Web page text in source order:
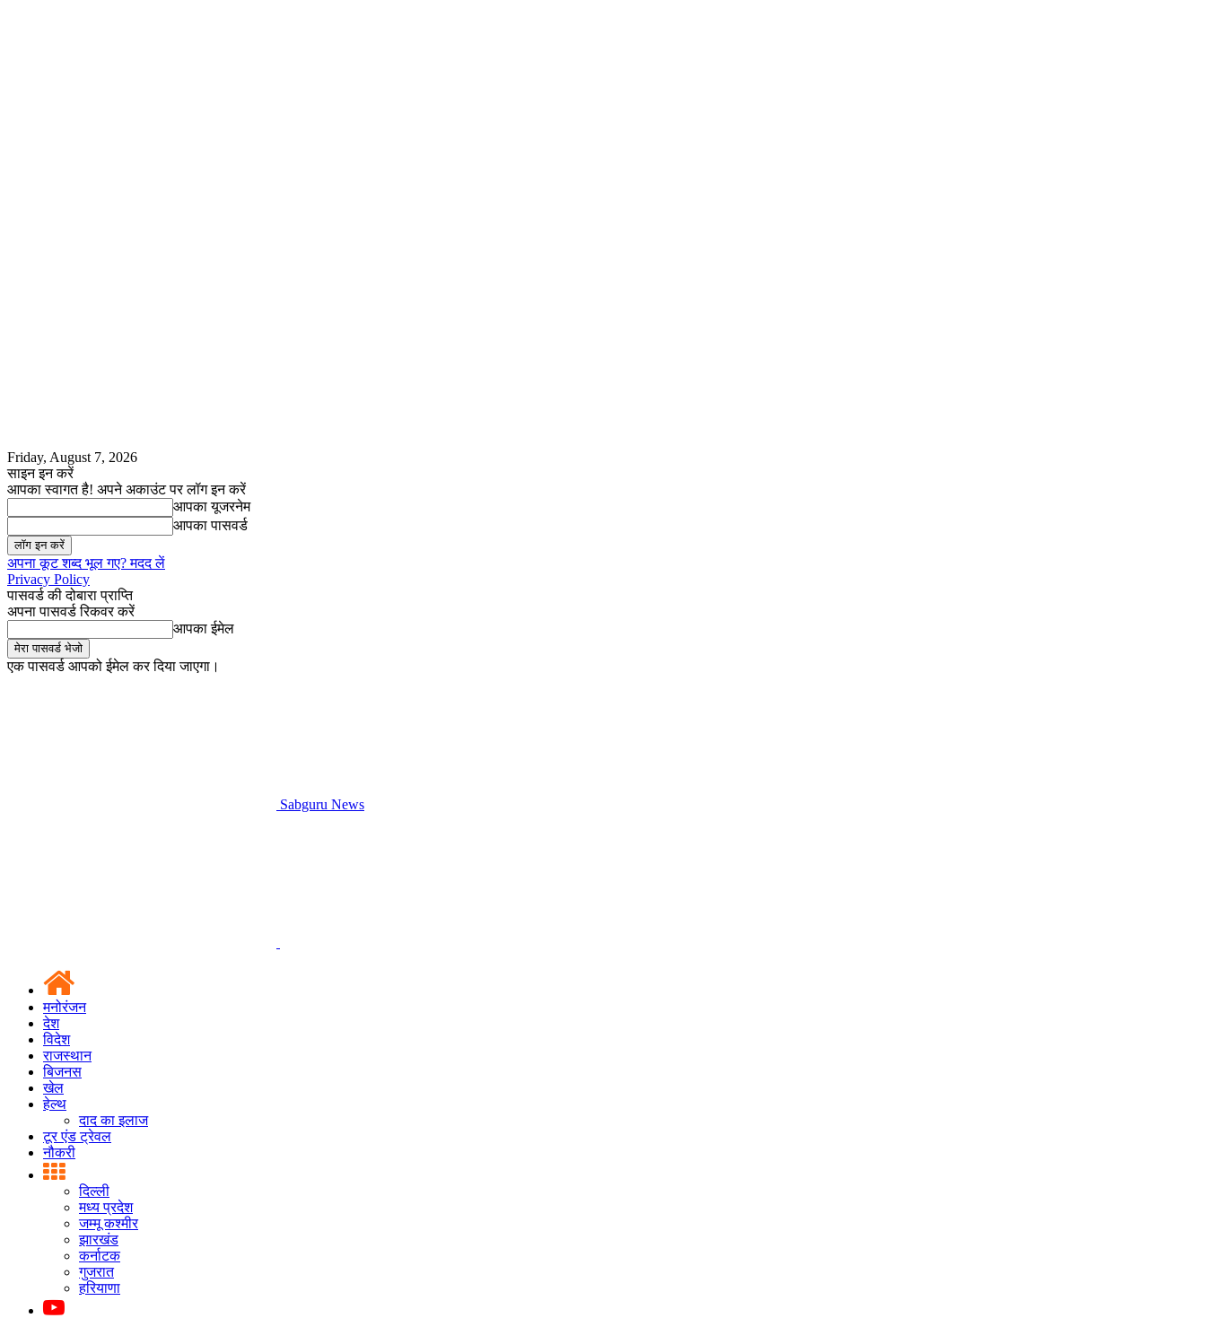
Friday, August 7, 2026
साइन इन करें
आपका स्वागत है! अपने अकाउंट पर लॉग इन करें
आपका यूजरनेम
आपका पासवर्ड
अपना कूट शब्द भूल गए? मदद लें
Privacy Policy
पासवर्ड की दोबारा प्राप्ति
अपना पासवर्ड रिकवर करें
आपका ईमेल
एक पासवर्ड आपको ईमेल कर दिया जाएगा।
Sabguru News
मनोरंजन
देश
विदेश
राजस्थान
बिजनस
खेल
हेल्थ
दाद का इलाज
टूर एंड ट्रेवल
नौकरी
दिल्ली
मध्य प्रदेश
जम्मू कश्मीर
झारखंड
कर्नाटक
गुजरात
हरियाणा